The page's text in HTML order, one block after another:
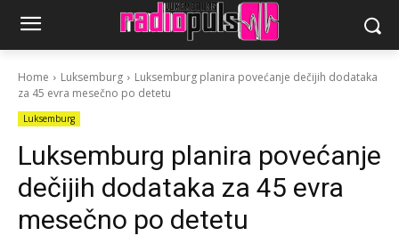
Home Luksemburg
Luksemburg planira povećanje dečijih dodataka
za 45 evra mesečno po detetu
Luksemburg
Luksemburg planira povećanje
dečijih dodataka za 45 evra
mesečno po detetu